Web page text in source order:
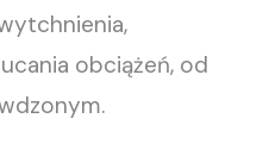
obciążeń, od